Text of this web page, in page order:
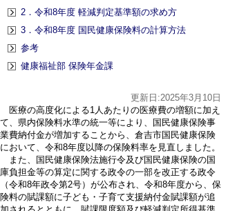
2．令和8年度 軽減判定基準額の求め方
3．令和8年度 国民健康保険料の計算方法
参考
健康福祉部 保険年金課
更新日:2025年3月10日
医療の高度化による1人あたりの医療費の増額に加え
て、県内保険料水準の統一等により、国民健康保険事
業費納付金が増加することから、倉吉市国民健康保険
において、令和8年度以降の保険料率を見直しました。
また、国民健康保険法施行令及び国民健康保険の国
庫負担金等の算定に関する政令の一部を改正する政令
（令和8年政令第2号）が公布され、令和8年度から、保
険料の賦課額に子ども・子育て支援納付金賦課額が追